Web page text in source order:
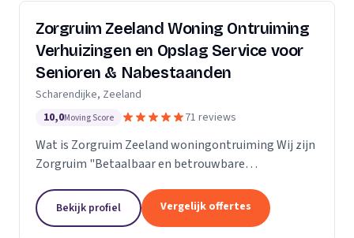
Zorgruim Zeeland Woning Ontruiming
Verhuizingen en Opslag Service voor
Senioren & Nabestaanden
Scharendijke, Zeeland
10,0Moving Score 71 reviews
Wat is Zorgruim Zeeland woningontruiming Wij zijn
Zorgruim "Betaalbaar en betrouwbare
kleine verhuizingen.” Onze Kwaliteit is namelijk zo
ongelofelijk...
Bekijk profiel Vergelijk offertes